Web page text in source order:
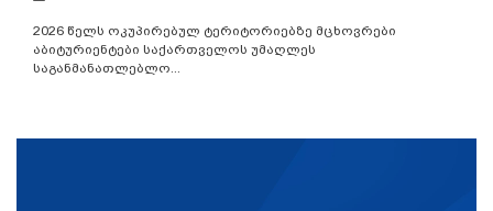
2026 წელს ოკუპირებულ ტერიტორიებზე მცხოვრები
აბიტურიენტები საქართველოს უმაღლეს
საგანმანათლებლო...